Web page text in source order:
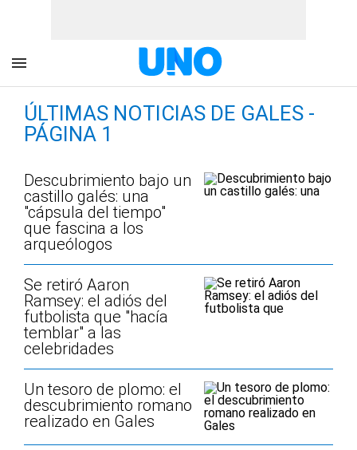
ÚLTIMAS NOTICIAS DE GALES -
PÁGINA 1
Descubrimiento bajo un
castillo galés: una
"cápsula del tiempo"
que fascina a los
arqueólogos
Se retiró Aaron
Ramsey: el adiós del
futbolista que "hacía
temblar" a las
celebridades
Un tesoro de plomo: el
descubrimiento romano
realizado en Gales